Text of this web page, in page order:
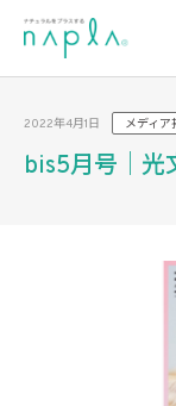
content
2022年4月1日 メディア
bis5月号｜光